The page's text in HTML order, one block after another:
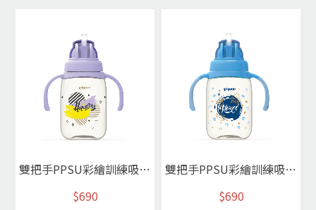
雙把手PPSU彩繪訓練吸管杯(個性紫/幸福款)*
$690
雙把手PPSU彩繪訓練吸管杯l(星際藍/王子款)*
$690